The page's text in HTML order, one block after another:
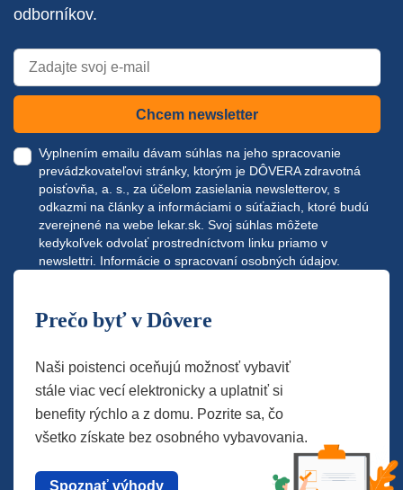
odborníkov.
Chcem newsletter
Vyplnením emailu dávam súhlas na jeho spracovanie
prevádzkovateľovi stránky, ktorým je DÔVERA zdravotná
poisťovňa, a. s., za účelom zasielania newsletterov, s
odkazmi na články a informáciami o súťažiach, ktoré budú
zverejnené na webe lekar.sk . Svoj súhlas môžete
kedykoľvek odvolať prostredníctvom linku priamo v
newslettri. Informácie o spracovaní osobných údajov.
Prečo byť v Dôvere
Naši poistenci oceňujú možnosť vybaviť
stále viac vecí elektronicky a uplatniť si
benefity rýchlo a z domu. Pozrite sa, čo
všetko získate bez osobného vybavovania.
Spoznať výhody